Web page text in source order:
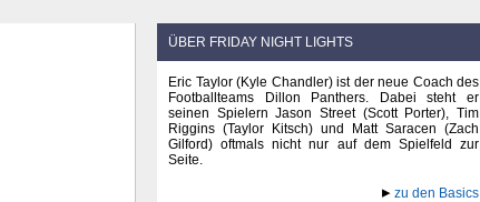
ÜBER FRIDAY NIGHT LIGHTS
Eric Taylor (Kyle Chandler) ist der neue Coach des
Footballteams Dillon Panthers. Dabei steht er
seinen Spielern Jason Street (Scott Porter), Tim
Riggins (Taylor Kitsch) und Matt Saracen (Zach
Gilford) oftmals nicht nur auf dem Spielfeld zur
Seite.
zu den Basics